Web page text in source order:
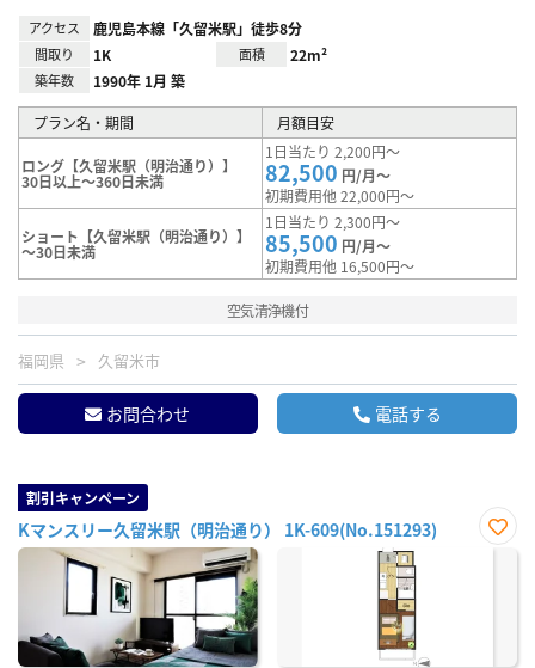
アクセス 鹿児島本線「久留米駅」徒歩8分
間取り 1K 面積 22m²
築年数 1990年 1月 築
プラン名・期間 月額目安
ロング【久留米駅（明治通り）】
30日以上～360日未満
1日当たり 2,200円～
82,500 円/月～
初期費用他 22,000円～
ショート【久留米駅（明治通り）】
～30日未満
1日当たり 2,300円～
85,500 円/月～
初期費用他 16,500円～
空気清浄機付
福岡県 久留米市
お問合わせ 電話する
割引キャンペーン
Kマンスリー久留米駅（明治通り） 1K-609(No.151293)
お気